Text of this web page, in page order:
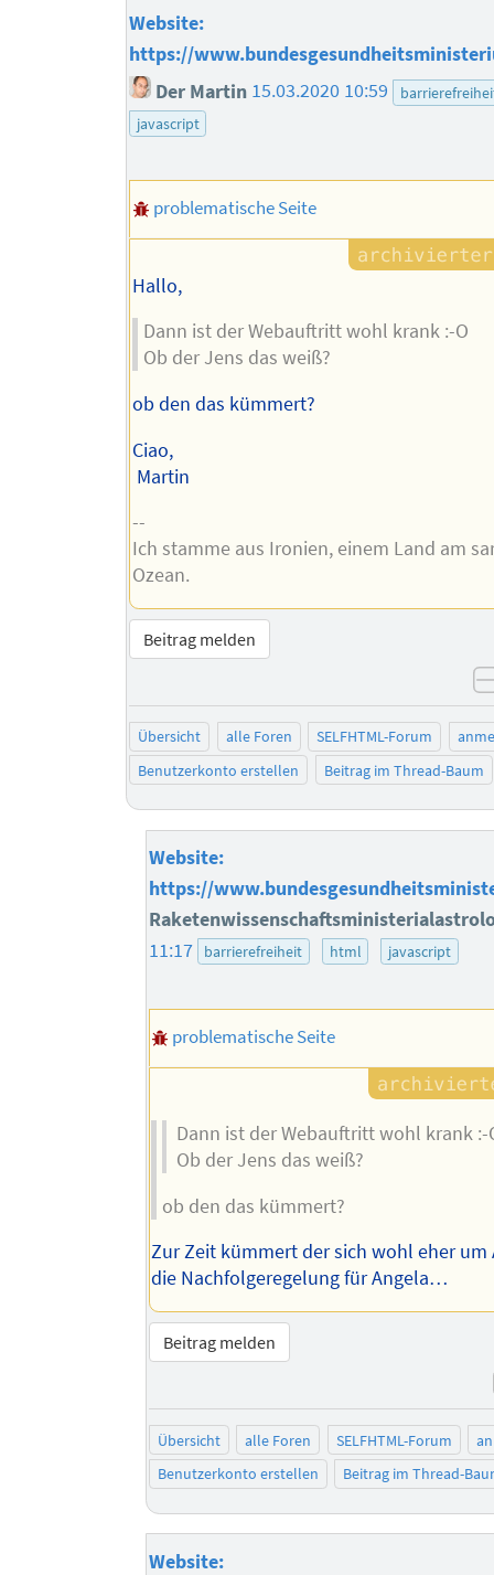
Website:
https://
Der Martin 15.03.2020 10:59
javascript
problematische Seite
Hallo,
Dann ist der Webauftritt wohl krank :-O
Ob der Jens das weiß?
ob den das kümmert?
Ciao,
Martin
--
Ich stamme aus Ironien, einem Land am
Ozean.
Beitrag melden
Übersicht alle Foren SELFHTML-Forum
Benutzerkonto erstellen
Beitrag im Thread-Baum
Website:
https://
11:17
barrierefreiheit html javascript
problematische Seite
Dann ist der Webauftritt wohl krank :-
Ob der Jens das weiß?
ob den das kümmert?
Zur Zeit kümmert der sich wohl eher
die Nachfolgeregelung für Angela…
Beitrag melden
Übersicht alle Foren SELFHTML-Forum
Benutzerkonto erstellen
Beitrag im Thread-
Website: